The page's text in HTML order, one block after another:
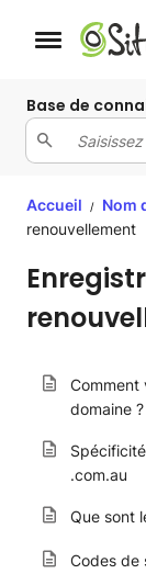
Bouton de
Base de
Accueil / Nom
renouvellement
Comment
domaine ?
.com.au
Que sont
Codes de